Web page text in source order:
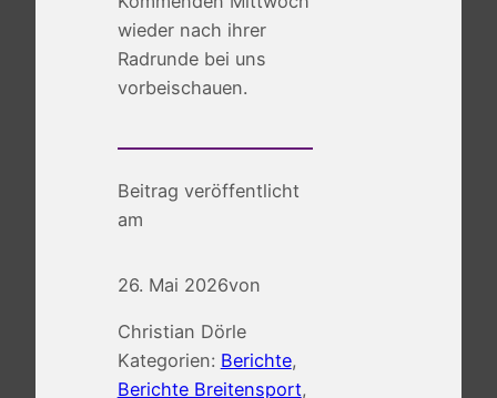
wieder nach ihrer
Radrunde bei uns
vorbeischauen.
Beitrag veröffentlicht
am
26. Mai 2026von
Christian Dörle
Kategorien: Berichte
Berichte Breitensport